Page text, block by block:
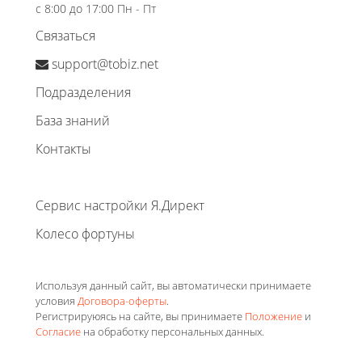
с 8:00 до 17:00 Пн - Пт
Связаться
support@tobiz.net
Подразделения
База знаний
Контакты
Сервис настройки Я.Директ
Колесо фортуны
Используя данный сайт, вы автоматически принимаете
условия Договора-оферты.
Регистрируюясь на сайте, вы принимаете Положение и
Согласие на обработку персональных данных.